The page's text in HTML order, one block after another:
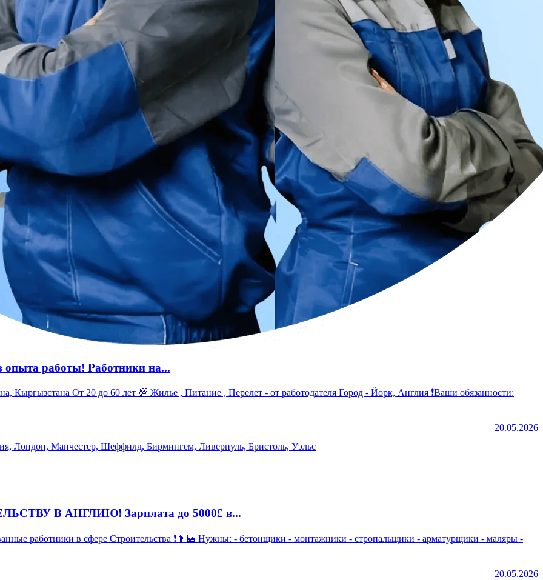
работы! Работники на...
- Йорк, Англия ❗️Ваши обязанности:
Лондон, Манчестер, Шеффилд, Бирмингем, Ливерпуль, Бристоль, Уэльс
20.05.2026
В АНГЛИЮ! Зарплата до 5000£ в...
Нужны: - бетонщики - монтажники - стропальщики - арматурщики - маляры -
20.05.2026